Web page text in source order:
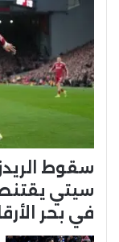
سقوط
سيتي
في بحر